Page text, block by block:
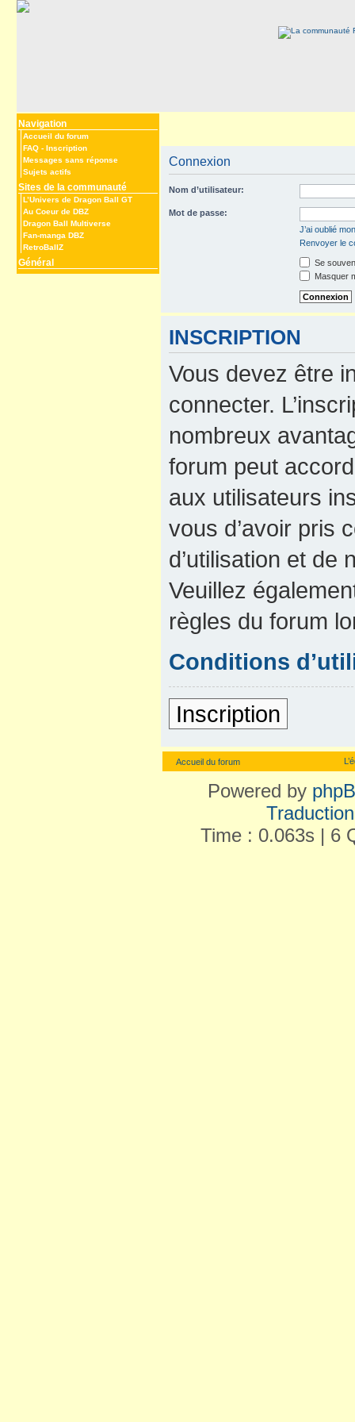
Navigation
Accueil du forum
FAQ - Inscription
Messages sans réponse
Sujets actifs
Sites de la communauté
L’Univers de Dragon Ball GT
Au Coeur de DBZ
Dragon Ball Multiverse
Fan-manga DBZ
RetroBallZ
Général
Connexion
Nom d’utilisateur:
Mot de passe:
J’ai oublié
Renvoyer le
Se
Masquer
INSCRIPTION
Vous devez être
connecter.
nombreux
forum peut
aux utilisateurs
vous d’avoir pris
d’utilisation et de
Veuillez
règles du forum
Conditions
Inscription
Accueil du forum
Powered by
Time : 0.063s | 6